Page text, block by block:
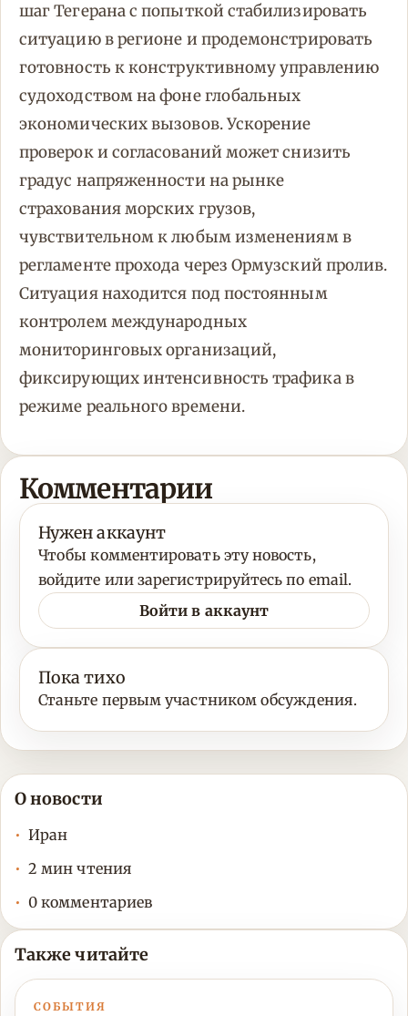
шаг Тегерана с попыткой стабилизировать
ситуацию в регионе и продемонстрировать
готовность к конструктивному управлению
судоходством на фоне глобальных
экономических вызовов. Ускорение
проверок и согласований может снизить
градус напряженности на рынке
страхования морских грузов,
чувствительном к любым изменениям в
регламенте прохода через Ормузский пролив.
Ситуация находится под постоянным
контролем международных
мониторинговых организаций,
фиксирующих интенсивность трафика в
режиме реального времени.
Комментарии
Нужен аккаунт
Чтобы комментировать эту новость,
войдите или зарегистрируйтесь по email.
Войти в аккаунт
Пока тихо
Станьте первым участником обсуждения.
О новости
Иран
2 мин чтения
0 комментариев
Также читайте
СОБЫТИЯ